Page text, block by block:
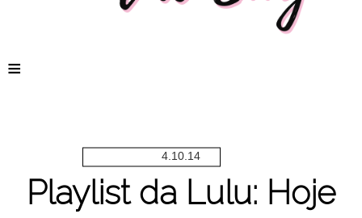
≡
4.10.14
Playlist da Lulu: Hoje